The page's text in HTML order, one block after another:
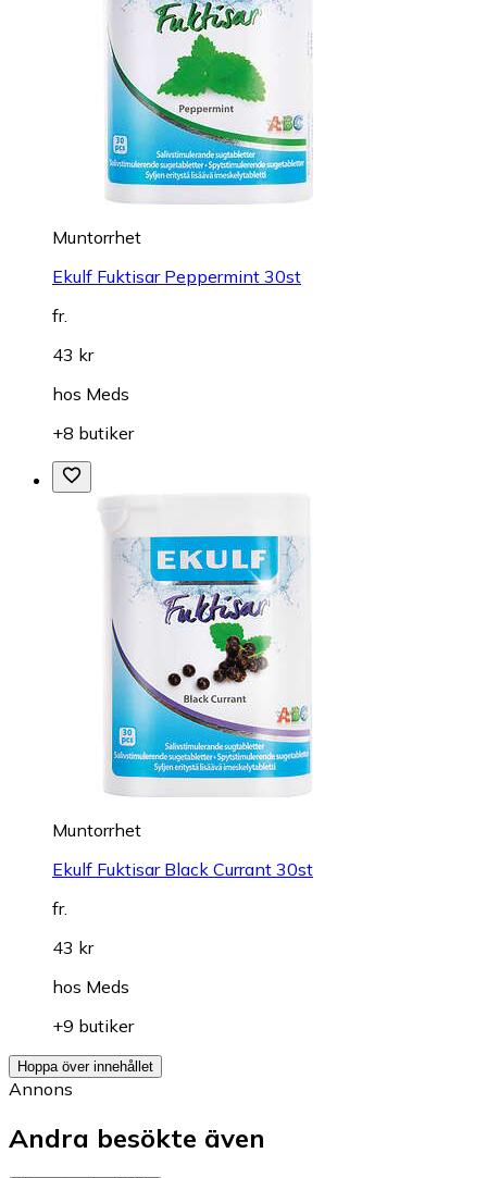
Muntorrhet
Ekulf Fuktisar Peppermint 30st
fr.
43 kr
hos Meds
+8 butiker
Muntorrhet
Ekulf Fuktisar Black Currant 30st
fr.
43 kr
hos Meds
+9 butiker
Hoppa över innehållet
Annons
Andra besökte även